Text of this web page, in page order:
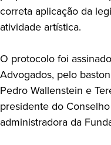
correta aplicação da
atividade artística.
O protocolo foi
Advogados, pelo
Pedro Wallenstein e
presidente do
administradora da